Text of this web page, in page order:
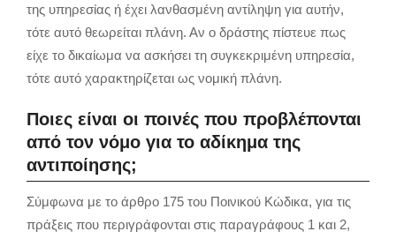
της υπηρεσίας ή έχει λανθασμένη αντίληψη για αυτήν,
τότε αυτό θεωρείται πλάνη. Αν ο δράστης πίστευε πως
είχε το δικαίωμα να ασκήσει τη συγκεκριμένη υπηρεσία,
τότε αυτό χαρακτηρίζεται ως νομική πλάνη.
Ποιες είναι οι ποινές που προβλέπονται
από τον νόμο για το αδίκημα της
αντιποίησης;
Σύμφωνα με το άρθρο 175 του Ποινικού Κώδικα, για τις
πράξεις που περιγράφονται στις παραγράφους 1 και 2,